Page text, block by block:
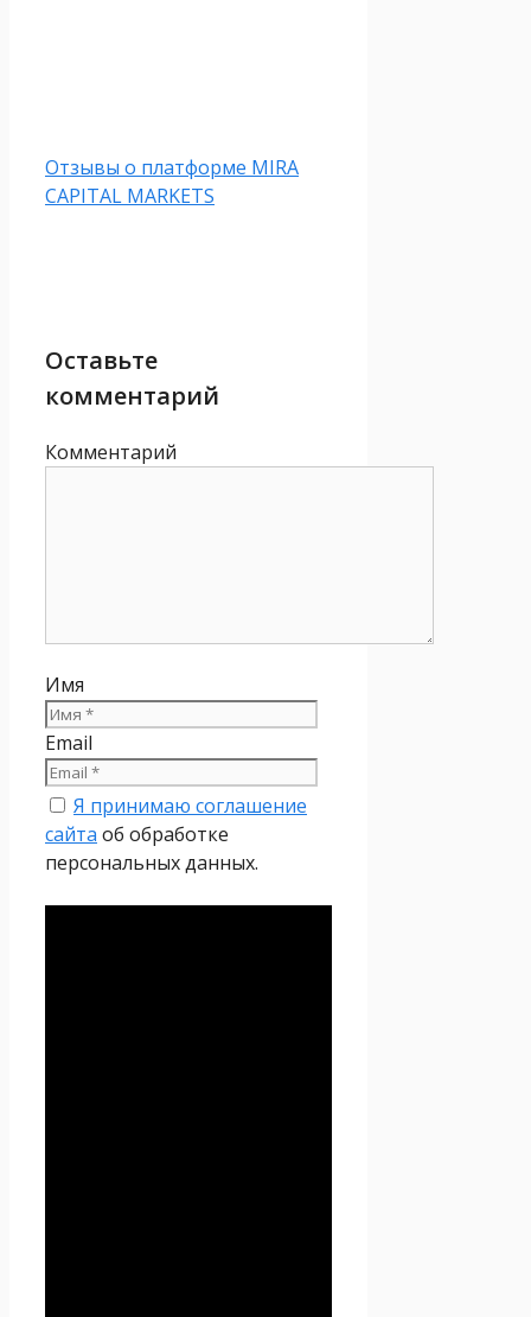
Отзывы о платформе MIRA
CAPITAL MARKETS
Оставьте
комментарий
Комментарий
Имя
Email
Я принимаю соглашение
сайта об обработке
персональных данных.